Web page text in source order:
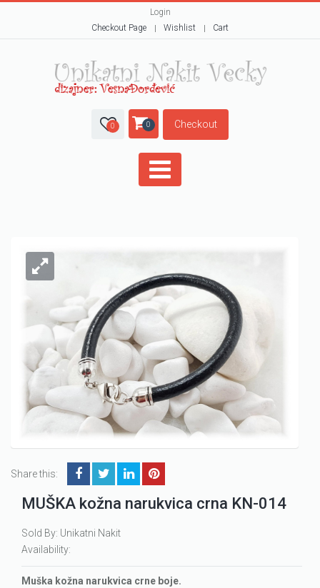
Login
Checkout Page
Wishlist Cart
0 0 Checkout
Share this:
MUŠKA kožna narukvica crna KN-014
Sold By: Unikatni Nakit
Availability:
Muška kožna narukvica crne boje.